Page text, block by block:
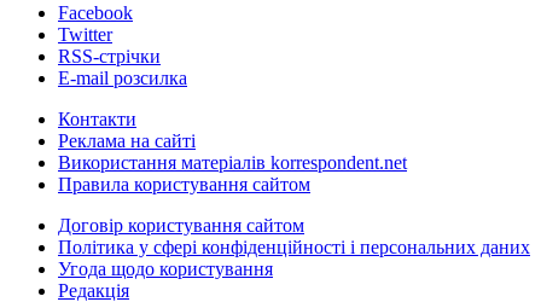
Facebook
Twitter
RSS-стрічки
E-mail розсилка
Контакти
Реклама на сайті
Використання матеріалів korrespondent.net
Правила користування сайтом
Договір користування сайтом
Політика у сфері конфіденційності і персональних даних
Угода щодо користування
Редакція